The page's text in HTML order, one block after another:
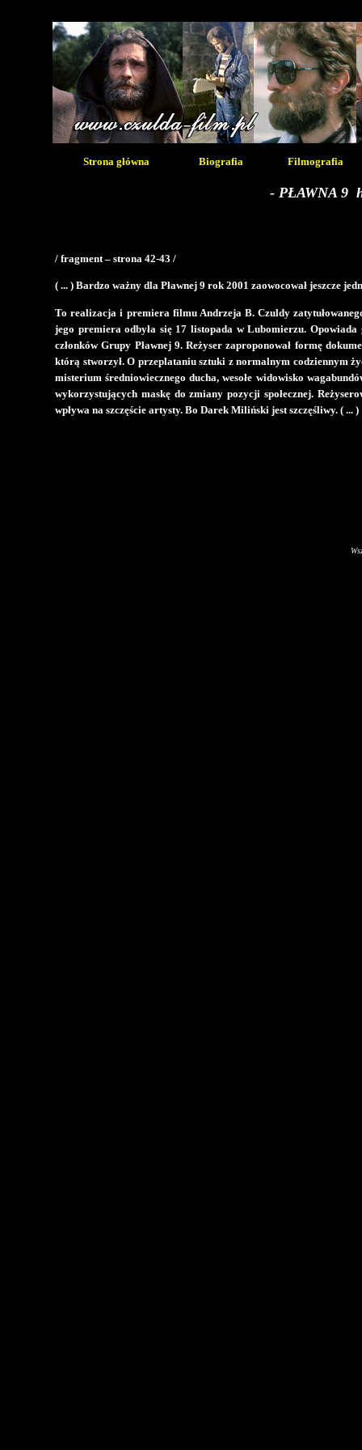
Strona główna Biografia Filmografia
- PŁAWNA 9
/ fragment – strona 42-43 /
( ... ) Bardzo ważny dla Pławnej 9 rok 2001 zaowocował jeszcze
To realizacja i premiera filmu Andrzeja B. Czuldy
jego premiera odbyła się 17 listopada w Lubomierzu.
członków Grupy Pławnej 9. Reżyser zaproponował formę
którą stworzył. O przeplataniu sztuki z normalnym codziennym
misterium średniowiecznego ducha, wesołe widowisko
wykorzystujących maskę do zmiany pozycji społecznej.
wpływa na szczęście artysty. Bo Darek Miliński jest szczęśliwy. ( ... )